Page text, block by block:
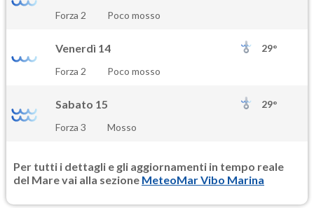
Forza 2
Poco mosso
Venerdì 14
29°
Forza 2
Poco mosso
Sabato 15
29°
Forza 3
Mosso
Per tutti i dettagli e gli aggiornamenti in tempo reale
del Mare vai alla sezione MeteoMar Vibo Marina